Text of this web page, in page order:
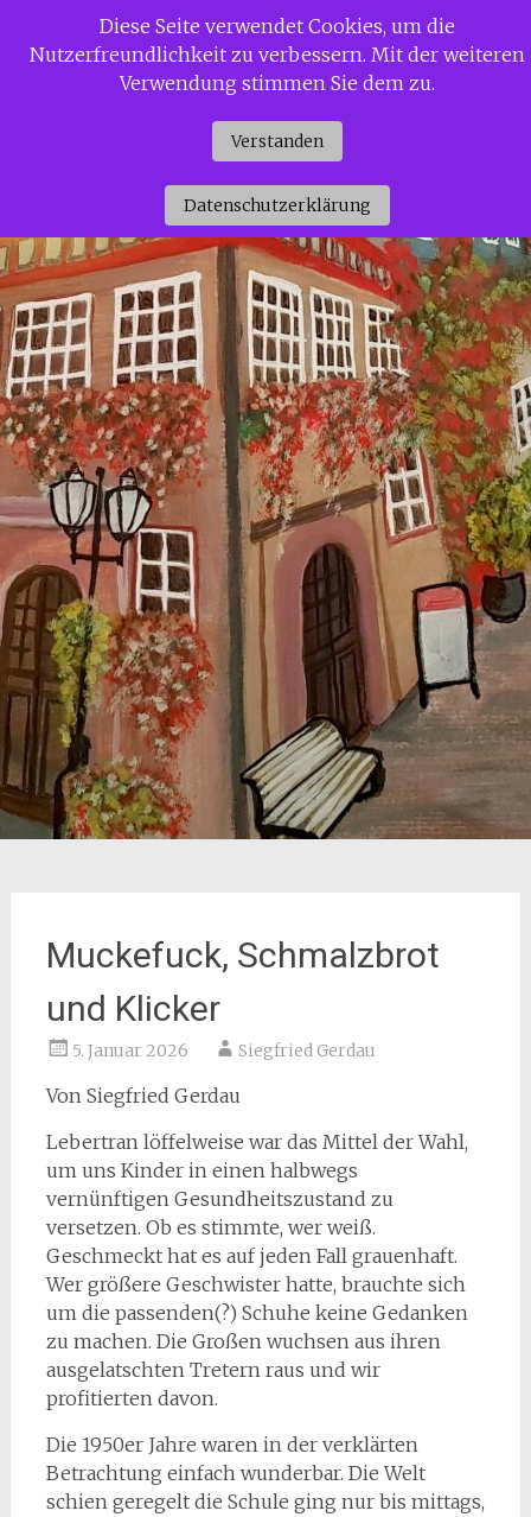
InhaltSiggi Gerdaus Welt
Muckefuck, Schmalzbrot
und Klicker
5. Januar 2026 Siegfried Gerdau
Von Siegfried Gerdau
Lebertran löffelweise war das Mittel der Wahl,
um uns Kinder in einen halbwegs
vernünftigen Gesundheitszustand zu
versetzen. Ob es stimmte, wer weiß.
Geschmeckt hat es auf jeden Fall grauenhaft.
Wer größere Geschwister hatte, brauchte sich
um die passenden(?) Schuhe keine Gedanken
zu machen. Die Großen wuchsen aus ihren
ausgelatschten Tretern raus und wir
profitierten davon.
Die 1950er Jahre waren in der verklärten
Betrachtung einfach wunderbar. Die Welt
schien geregelt die Schule ging nur bis mittags,
Diese Seite verwendet Cookies, um die
Nutzerfreundlichkeit zu verbessern. Mit der weiteren
Verwendung stimmen Sie dem zu.
Verstanden
Datenschutzerklärung